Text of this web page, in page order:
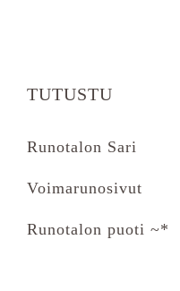
TUTUSTU
Runotalon Sari
Voimarunosivut
Runotalon puoti ~*